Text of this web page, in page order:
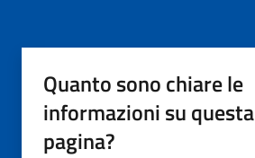
Quanto sono chiare le
informazioni su questa
pagina?